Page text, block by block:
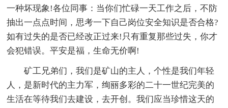
一种坏现象!各位同事：当你们忙碌一天工作之后，不防
抽出一点点时间，思考一下自己岗位安全知识是否合格?
如有过失的是否已经改正过来!只有重复那些过失，你才
会犯错误。平安是福，生命无价啊!
矿工兄弟们，我们是矿山的主人，个性是我们年轻
人，是新时代的主力军，绚丽多彩的二十一世纪完美的
生活在等待我们去建设，去开创。我们应当珍惜这天的